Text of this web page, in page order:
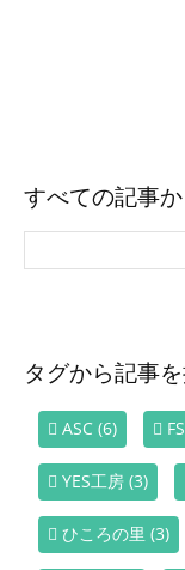
すべての記事
タグから記事
ASC (6)
YES工房 (3)
ひころの里 (3)